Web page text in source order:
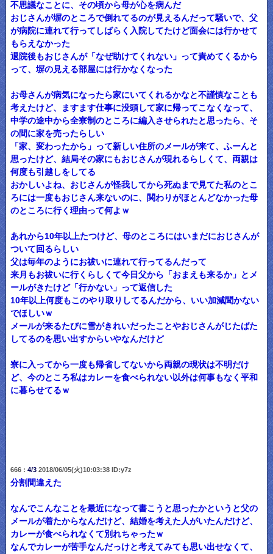
不思議なことに、その頃から母が心を病んだ
おじさんが塀のところで倒れてるのが見えるんだって騒いで、父
が病院に連れて行ってしばらく入院してたけど面会には行かせて
もらえなかった
退院後もおじさんが「なぜ助けてくれない」って責めてくるから
って、塀の見える部屋には行かなくなった
お母さんが病気になったら家にいてくれるかなと不謹慎なことも
考えたけど、ますます仕事に没頭して家に帰ってこなくなって、
中学の途中から全寮制のところに編入させられたと思ったら、そ
の間に家を売ったらしい
「家、変わったから」って新しい住所のメールが来て、ふーんと
思ったけど、結局その家にもおじさんが現れるらしくて、両親は
何度も引越しをしてる
おかしいよね、おじさんが怪我してから死ぬまで見てた私のとこ
ろには一度もおじさん来ないのに、関わりがほとんどなかった母
のところに行く理由って何よｗ
あれから10年以上たつけど、母のところにはいまだにおじさんが
ついて回るらしい
父は毎年のようにお祓いに連れて行ってるんだって
来月もお祓いに行くらしくて今日父から「おまえも来るか」とメ
ールがきたけど「行かない」って返信した
10年以上何度もこのやり取りしてるんだから、いい加減聞かない
でほしいｗ
メールが来るたびに雪がきれいだったことやおじさんがじたばた
してるのを思い出すからいやなんだけど
寮に入ってから一度も帰省してないから両親の現状は不明だけ
ど、今のところ私はカレーを食べられない以外は何事もなく平和
に暮らせてるｗ
666 : 4/32018/06/05(火)10:03:38 ID:y7z
分割間違えた
なんでこんなことを最近になって書こうと思ったかというと父の
メールが着たからなんだけど、結婚を考えた人がいたんだけど、
カレーが食べられなくて別れちゃったｗ
なんでカレーが苦手なんだっけと考えてみても思い出せなくて、